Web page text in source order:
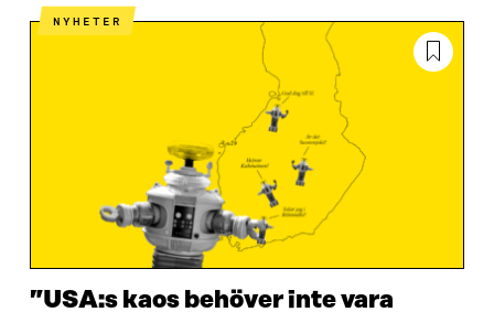
NYHETER
”USA:s kaos behöver inte vara